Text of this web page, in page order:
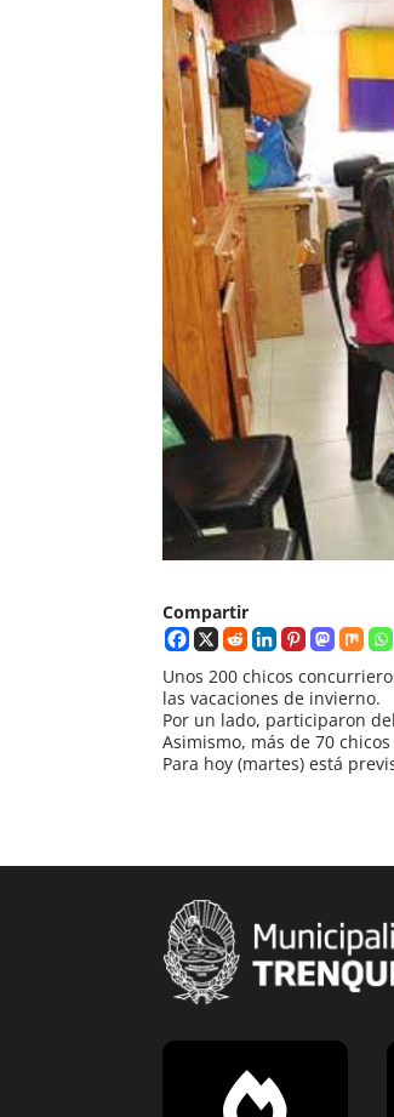
Compartir
Unos 200 chicos
las vacaciones de invierno.
Por un lado, participaron
Asimismo, más de 70
Para hoy (martes) está